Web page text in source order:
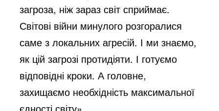
загроза, ніж зараз світ сприймає.
Світові війни минулого розгоралися
саме з локальних агресій. І ми знаємо,
як цій загрозі протидіяти. І готуємо
відповідні кроки. А головне,
захищаємо необхідність максимальної